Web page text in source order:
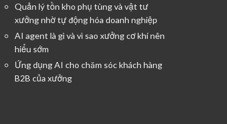
Quản lý tồn kho phụ tùng và vật tư
xưởng nhờ tự động hóa doanh nghiệp
AI agent là gì và vì sao xưởng cơ khí nên
hiểu sớm
Ứng dụng AI cho chăm sóc khách hàng
B2B của xưởng